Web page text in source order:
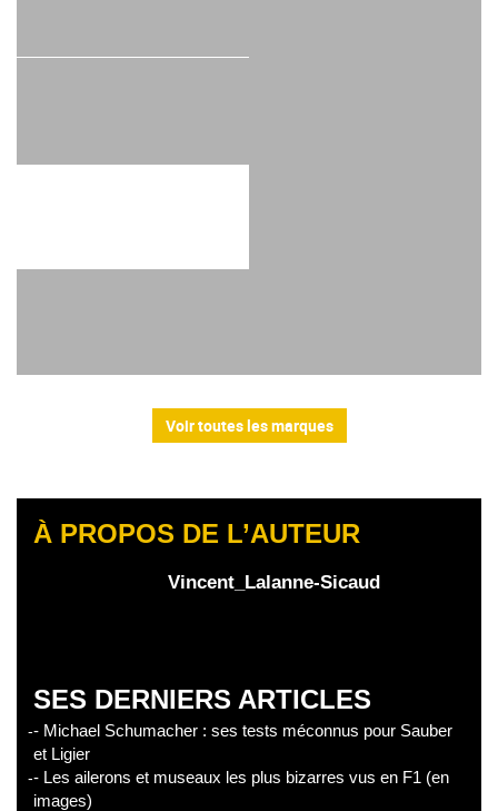
Voir toutes les marques
À PROPOS DE L’AUTEUR
Vincent_Lalanne-Sicaud
SES DERNIERS ARTICLES
- Michael Schumacher : ses tests méconnus pour Sauber
et Ligier
- Les ailerons et museaux les plus bizarres vus en F1 (en
images)